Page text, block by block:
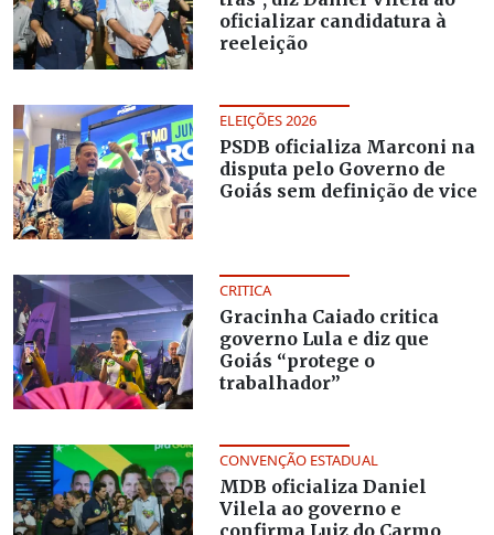
oficializar candidatura à
reeleição
ELEIÇÕES 2026
PSDB oficializa Marconi na
disputa pelo Governo de
Goiás sem definição de vice
CRITICA
Gracinha Caiado critica
governo Lula e diz que
Goiás “protege o
trabalhador”
CONVENÇÃO ESTADUAL
MDB oficializa Daniel
Vilela ao governo e